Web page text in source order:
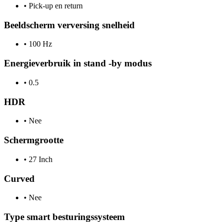
• Pick-up en return
Beeldscherm verversing snelheid
• 100 Hz
Energieverbruik in stand -by modus
• 0.5
HDR
• Nee
Schermgrootte
• 27 Inch
Curved
• Nee
Type smart besturingssysteem